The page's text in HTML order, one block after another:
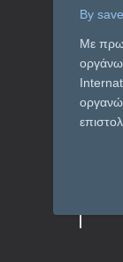
By
Με